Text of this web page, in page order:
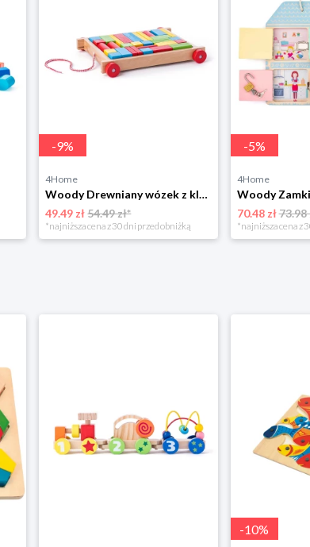
-9%
4Home
Woody Drewniany wózek z klockami, 34 elem.
49.49 zł54.49 zł*
*najniższa cena z 30 dni przed obniżką
-5%
4Home
Woody
70.48 zł73.98
*najniższa cena z
-10%